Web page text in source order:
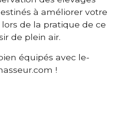
à améliorer votre
de la pratique de ce
de plein air.
équipés avec le-
!